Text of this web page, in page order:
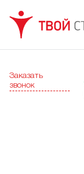
Заказать
звонок